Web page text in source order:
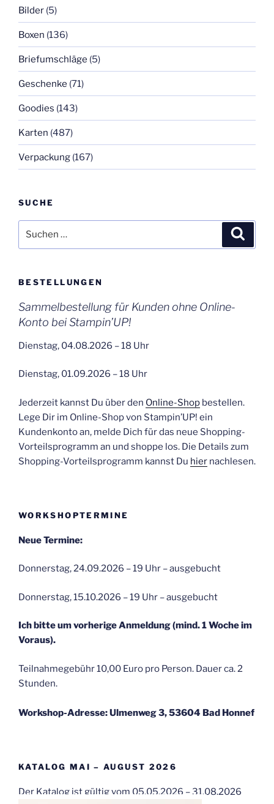
Bilder (5)
Boxen (136)
Briefumschläge (5)
Geschenke (71)
Goodies (143)
Karten (487)
Verpackung (167)
SUCHE
nach:
BESTELLUNGEN
Sammelbestellung für Kunden ohne Online-
Konto bei Stampin’UP!
Dienstag, 04.08.2026 – 18 Uhr
Dienstag, 01.09.2026 – 18 Uhr
Jederzeit kannst Du über den Online-Shop bestellen.
Lege Dir im Online-Shop von Stampin’UP! ein
Kundenkonto an, melde Dich für das neue Shopping-
Vorteilsprogramm an und shoppe los. Die Details zum
Shopping-Vorteilsprogramm kannst Du hier nachlesen.
WORKSHOPTERMINE
Neue Termine:
Donnerstag, 24.09.2026 – 19 Uhr – ausgebucht
Donnerstag, 15.10.2026 – 19 Uhr – ausgebucht
Ich bitte um vorherige Anmeldung (mind. 1 Woche im
Voraus).
Teilnahmegebühr 10,00 Euro pro Person. Dauer ca. 2
Stunden.
Workshop-Adresse: Ulmenweg 3, 53604 Bad Honnef
KATALOG MAI – AUGUST 2026
Der Katalog ist gültig vom 05.05.2026 – 31.08.2026